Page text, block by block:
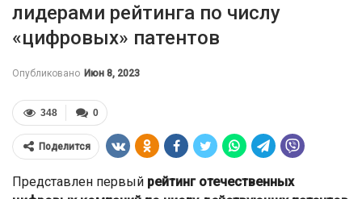
лидерами рейтинга по числу
«цифровых» патентов
Опубликовано Июн 8, 2023
0
348
Поделится
Представлен первый рейтинг отечественных